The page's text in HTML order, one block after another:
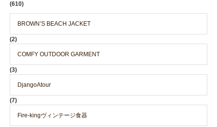
(610)
BROWN’S BEACH JACKET
(2)
COMFY OUTDOOR GARMENT
(3)
DjangoAtour
(7)
Fire-kingヴィンテージ食器